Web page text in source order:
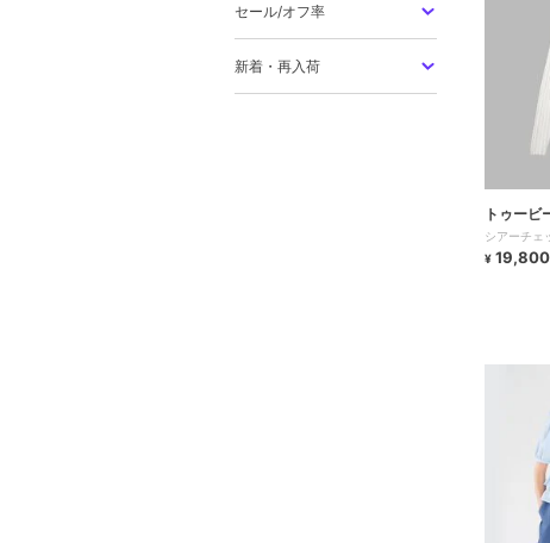
セール/オフ率
新着・再入荷
トゥービ
シアーチェ
¥ 19,800